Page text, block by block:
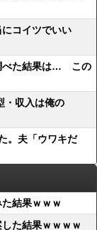
コイツでいい
べた結果は… この
・収入は俺の
。夫「ウワキだ
結果ｗｗｗ
た結果ｗｗｗｗ